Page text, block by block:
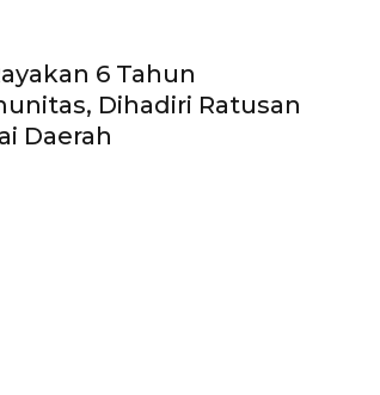
6 Tahun
Dihadiri Ratusan
Daerah